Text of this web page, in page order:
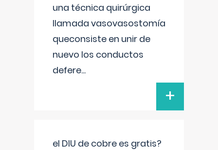
una técnica quirúrgica
llamada vasovasostomía
queconsiste en unir de
nuevo los conductos
defere...
+
el DIU de cobre es gratis?